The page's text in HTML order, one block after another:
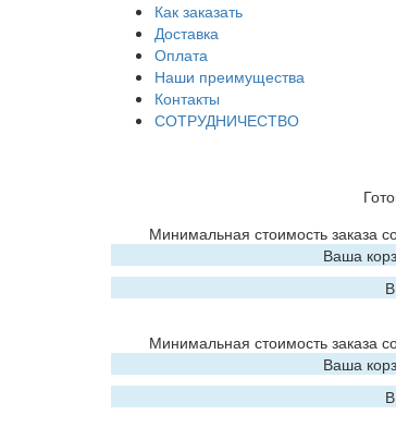
Как заказать
Доставка
Оплата
Наши преимущества
Контакты
СОТРУДНИЧЕСТВО
Минимальная стоимость заказа
Ваша
Минимальная стоимость заказа
Ваша